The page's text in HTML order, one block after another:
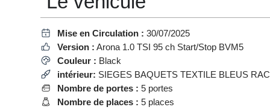
Mise en Circulation : 30/07/2025
Version : Arona 1.0 TSI 95 ch Start/Stop BVM5
Couleur : Black
intérieur: SIEGES BAQUETS TEXTILE BLEUS
Nombre de portes : 5 portes
Nombre de places : 5 places